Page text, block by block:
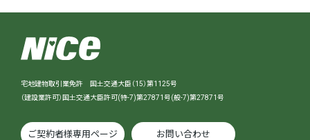
宅地建物取引業免許 国土交通大臣（15）第1125号
（建設業許可）国土交通大臣許可(特-7)第27871号(般-7)第27871号
ご契約者様専用ページ お問い合わせ